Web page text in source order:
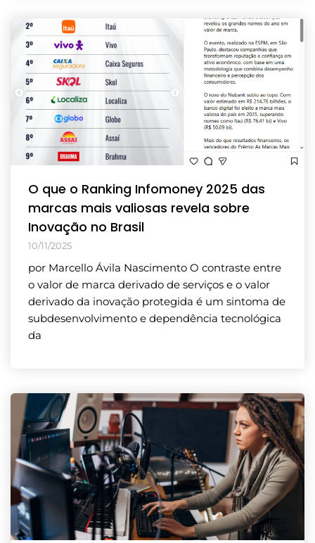
O que o Ranking Infomoney 2025 das
marcas mais valiosas revela sobre
Inovação no Brasil
10/11/2025
por Marcello Ávila Nascimento O contraste entre
o valor de marca derivado de serviços e o valor
derivado da inovação protegida é um sintoma de
subdesenvolvimento e dependência tecnológica
da